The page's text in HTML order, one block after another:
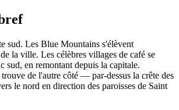
sud. Les Blue Mountains s'élèvent
la ville. Les célèbres villages de café se
sud, en remontant depuis la capitale.
de l'autre côté — par-dessus la crête des
le nord en direction des paroisses de Saint